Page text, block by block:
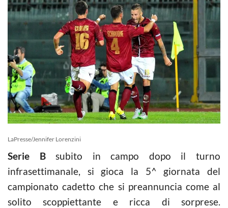
LaPresse/Jennifer Lorenzini
Serie Bsubito in campo dopo il turno
infrasettimanale, si gioca la 5^ giornata del
campionato cadetto che si preannuncia come al
solito scoppiettante e ricca di sorprese.